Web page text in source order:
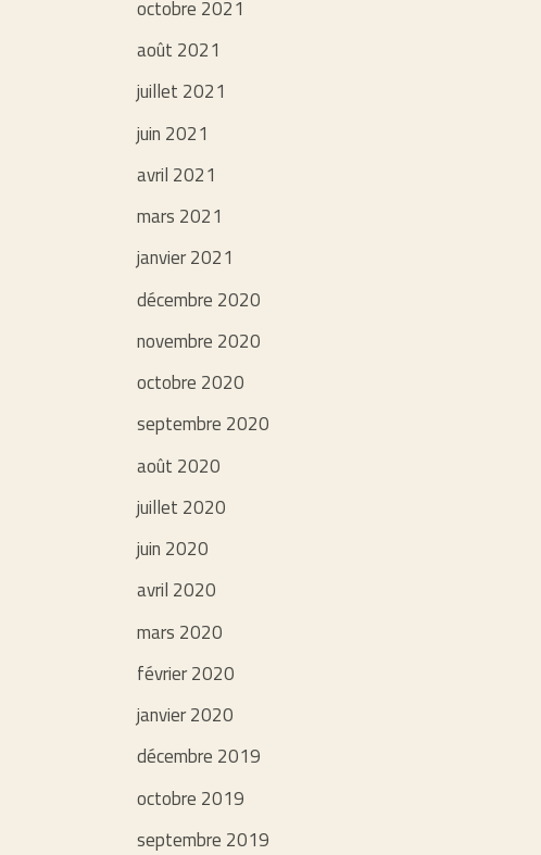
octobre 2021
août 2021
juillet 2021
juin 2021
avril 2021
mars 2021
janvier 2021
décembre 2020
novembre 2020
octobre 2020
septembre 2020
août 2020
juillet 2020
juin 2020
avril 2020
mars 2020
février 2020
janvier 2020
décembre 2019
octobre 2019
septembre 2019